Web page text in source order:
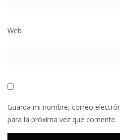
Web
Guarda mi nombre, correo
para la próxima vez que comente.